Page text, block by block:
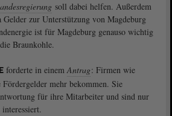
soll dabei helfen. Außerdem
zur Unterstützung von Magdeburg
ist für Magdeburg genauso wichtig
Braunkohle.
forderte in einemAntrag: Firmen wie
mehr bekommen. Sie
für ihre Mitarbeiter und sind nur